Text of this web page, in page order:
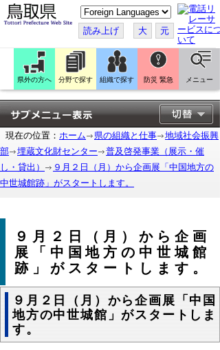
こ
の
ペ
ー
ジ
翻
訳
す
る
読み上げ 大 元
県外の方へ 分野で探す 組織で探す 防災 緊急 メニュー
現在の位置： ホーム 県の組織と仕事
地域社会振興
部
埋蔵文化財センター
普及啓発事業（展示・催
し・貸出）
９月２日（月）から企画展「中国地方の
中世城館跡」がスタートします。
９月２日（月）から企画
展「中国地方の中世城館
跡」がスタートします。
９月２日（月）から企画展「中国
地方の中世城館」がスタートしま
す。